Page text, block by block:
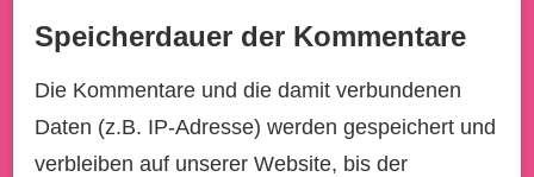
Speicherdauer der Kommentare
Die Kommentare und die damit verbundenen
Daten (z.B. IP-Adresse) werden gespeichert und
verbleiben auf unserer Website, bis der